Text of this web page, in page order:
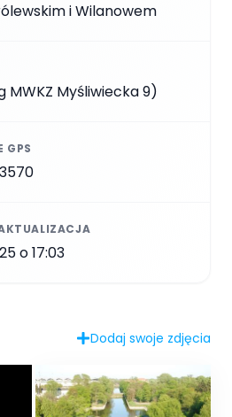
i Wilanowem
MWKZ Myśliwiecka 9)
GPS
o 17:03
Dodaj swoje zdjęcia